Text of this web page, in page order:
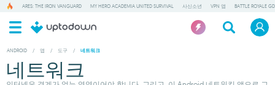
ARES: THE IRON VANGUARD MY HERO ACADEMIA UNITED SURVIVAL 사신소년 VPN 앱 BATTLE ROYALE GD
ANDROID / 앱 / 도구 / 네트워크
네트워크